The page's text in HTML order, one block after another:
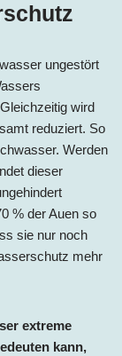
ungestört
wird
reduziert. So
Werden
dieser
% der Auen so
sie nur noch
mehr
extreme
kann,